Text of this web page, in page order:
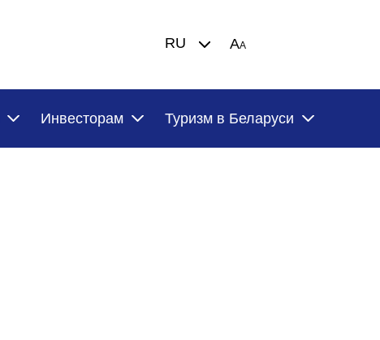
RU AA
Инвесторам Туризм в Беларуси